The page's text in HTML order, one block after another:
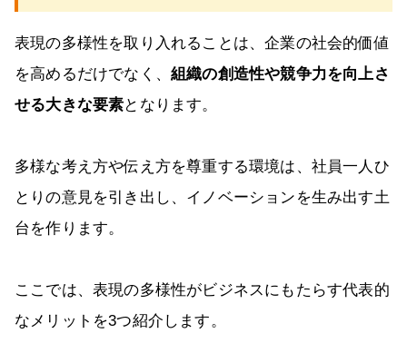
表現の多様性を取り入れることは、企業の社会的価値
を高めるだけでなく、 組織の創造性や競争力を向上さ
せる大きな要素となります。
多様な考え方や伝え方を尊重する環境は、社員一人ひ
とりの意見を引き出し、イノベーションを生み出す土
台を作ります。
ここでは、表現の多様性がビジネスにもたらす代表的
なメリットを3つ紹介します。